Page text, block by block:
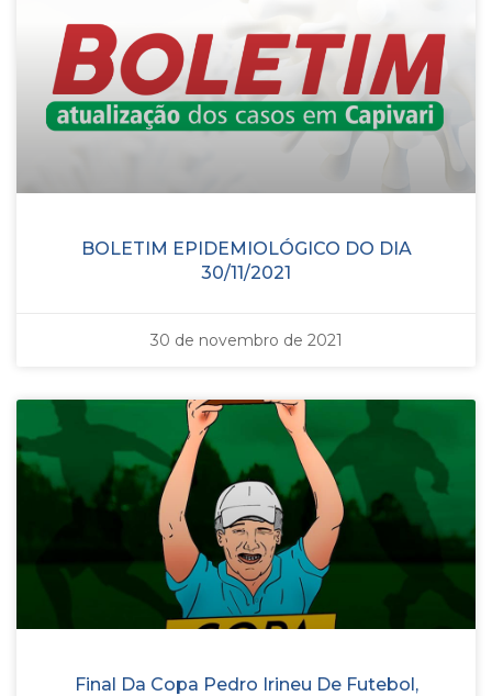
BOLETIM EPIDEMIOLÓGICO DO DIA
30/11/2021
30 de novembro de 2021
Final Da Copa Pedro Irineu De Futebol,